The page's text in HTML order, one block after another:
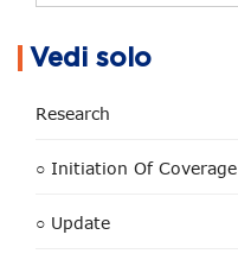
Vedi solo
Research
○ Initiation Of Coverage
○ Update